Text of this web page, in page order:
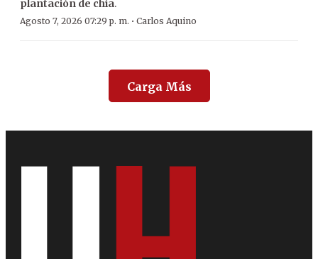
plantación de chía.
Agosto 7, 2026 07:29 p. m. · Carlos Aquino
Carga Más